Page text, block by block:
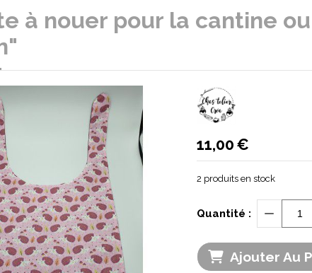
à nouer pour la cantine
11,00€
2 produits en stock
Quantité :
Ajouter Au